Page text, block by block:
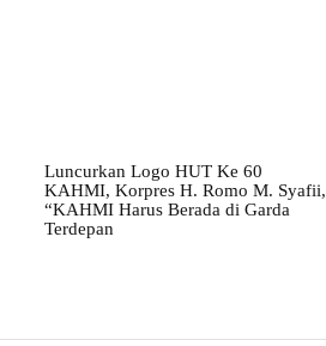
Luncurkan Logo HUT Ke 60
KAHMI, Korpres H. Romo M. Syafii,
“KAHMI Harus Berada di Garda
Terdepan